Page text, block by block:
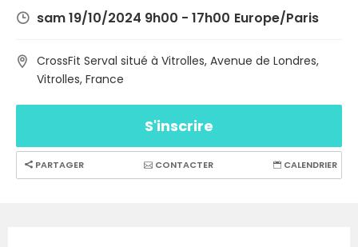
Codes
Promo sam 19/10/2024 9h00 - 17h00 Europe/Paris
CrossFit Serval situé à Vitrolles, Avenue de Londres,
Vitrolles, France
S'inscrire
PARTAGER CONTACTER CALENDRIER